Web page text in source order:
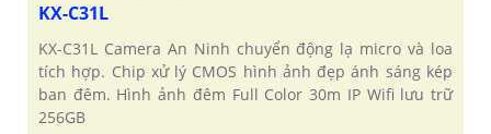
KX-C31L
KX-C31L Camera An Ninh chuyển động lạ micro và loa
tích hợp. Chip xử lý CMOS hình ảnh đẹp ánh sáng kép
ban đêm. Hình ảnh đêm Full Color 30m IP Wifi lưu trữ
256GB